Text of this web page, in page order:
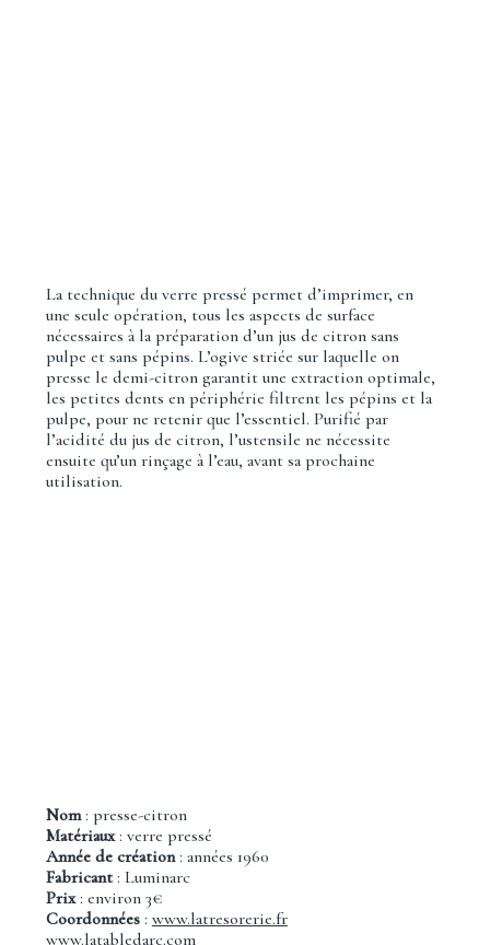
La technique du verre pressé permet d’imprimer, en
une seule opération, tous les aspects de surface
nécessaires à la préparation d’un jus de citron sans
pulpe et sans pépins. L’ogive striée sur laquelle on
presse le demi-citron garantit une extraction optimale,
les petites dents en périphérie filtrent les pépins et la
pulpe, pour ne retenir que l’essentiel. Purifié par
l’acidité du jus de citron, l’ustensile ne nécessite
ensuite qu’un rinçage à l’eau, avant sa prochaine
utilisation.
Nom: presse-citron
Matériaux: verre pressé
Année de création: années 1960
Fabricant: Luminarc
Prix: environ 3€
Coordonnées: www.latresorerie.fr
www.latabledarc.com